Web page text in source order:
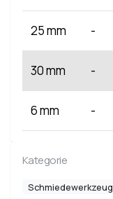
25 mm -
30 mm -
6 mm -
Kategorie
Schmiedewerkzeug